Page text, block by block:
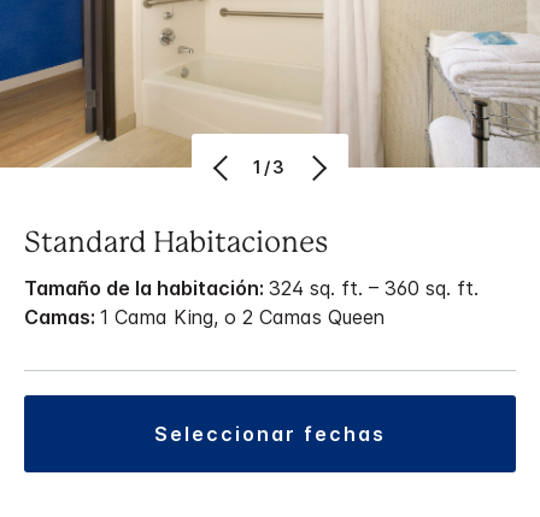
1/3
Standard Habitaciones
Tamaño de la habitación: 324 sq. ft. – 360 sq. ft.
Camas: 1 Cama King, o 2 Camas Queen
seleccionar fechas